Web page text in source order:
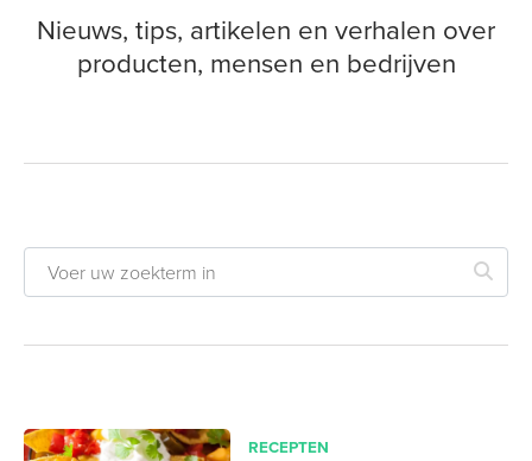
Nieuws, tips, artikelen en verhalen over
producten, mensen en bedrijven
RECEPTEN